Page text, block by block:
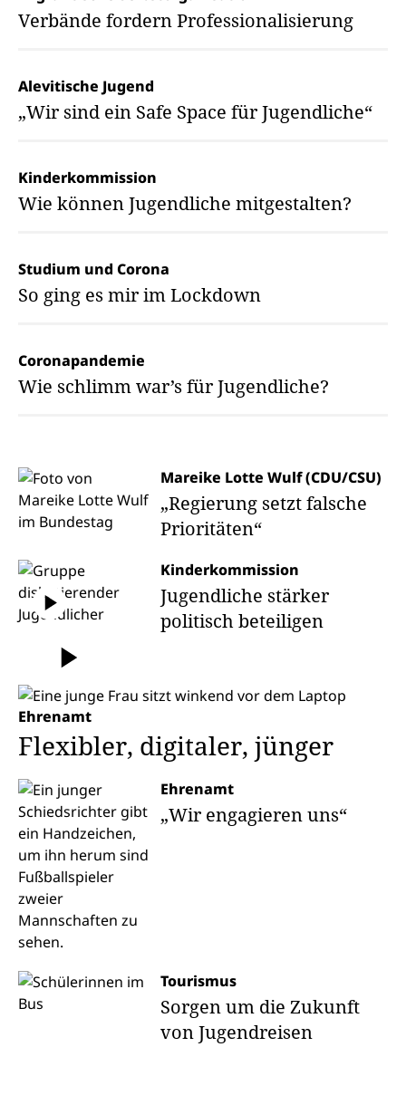
Verbände fordern Professionalisierung
Alevitische Jugend
„Wir sind ein Safe Space für Jugendliche“
Kinderkommission
Wie können Jugendliche mitgestalten?
Studium und Corona
So ging es mir im Lockdown
Coronapandemie
Wie schlimm war’s für Jugendliche?
Mareike Lotte Wulf (CDU/CSU)
„Regierung setzt falsche
Prioritäten“
Kinderkommission
Jugendliche stärker
politisch beteiligen
Ehrenamt
Flexibler, digitaler, jünger
Ehrenamt
„Wir engagieren uns“
Tourismus
Sorgen um die Zukunft
von Jugendreisen